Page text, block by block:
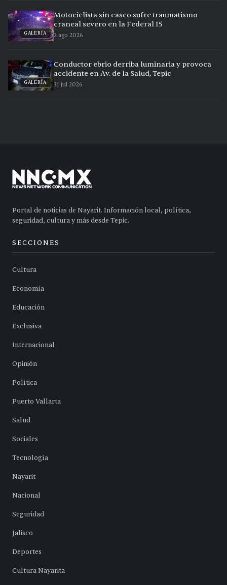
GALERÍA
Motociclista sin casco sufre traumatismo
craneal severo en la Federal 15
2 ago 2026
GALERÍA
Conductor ebrio derriba luminaria y provoca
accidente en Av. de la Salud, Tepic
31 jul 2026
Portal de noticias de Nayarit. Información local, política,
seguridad, cultura y más desde Tepic.
SECCIONES
Cultura
Economía
Educación
Exclusiva
Internacional
Opinión
Política
Puerto Vallarta
Salud
Sociales
Tecnología
Nayarit
Nacional
Seguridad
Jalisco
Deportes
Cultura Nayarita